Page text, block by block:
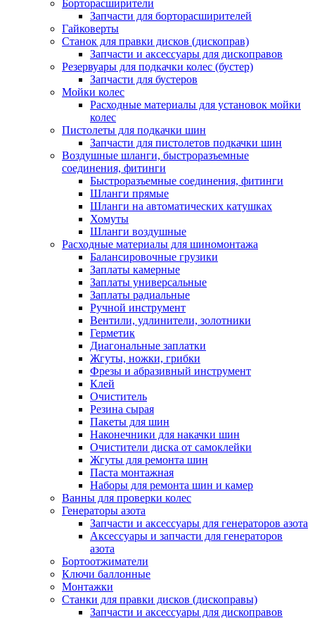
Борторасширители
Запчасти для борторасширителей
Гайковерты
Станок для правки дисков (дископрав)
Запчасти и аксессуары для дископравов
Резервуары для подкачки колес (бустер)
Запчасти для бустеров
Мойки колес
Расходные материалы для установок мойки
колес
Пистолеты для подкачки шин
Запчасти для пистолетов подкачки шин
Воздушные шланги, быстроразъемные
соединения, фитинги
Быстроразъемные соединения, фитинги
Шланги прямые
Шланги на автоматических катушках
Хомуты
Шланги воздушные
Расходные материалы для шиномонтажа
Балансировочные грузики
Заплаты камерные
Заплаты универсальные
Заплаты радиальные
Ручной инструмент
Вентили, удлинители, золотники
Герметик
Диагональные заплатки
Жгуты, ножки, грибки
Фрезы и абразивный инструмент
Клей
Очиститель
Резина сырая
Пакеты для шин
Наконечники для накачки шин
Очистители диска от самоклейки
Жгуты для ремонта шин
Паста монтажная
Наборы для ремонта шин и камер
Ванны для проверки колес
Генераторы азота
Запчасти и аксессуары для генераторов азота
Аксессуары и запчасти для генераторов
азота
Бортоотжиматели
Ключи баллонные
Монтажки
Станки для правки дисков (дископравы)
Запчасти и аксессуары для дископравов